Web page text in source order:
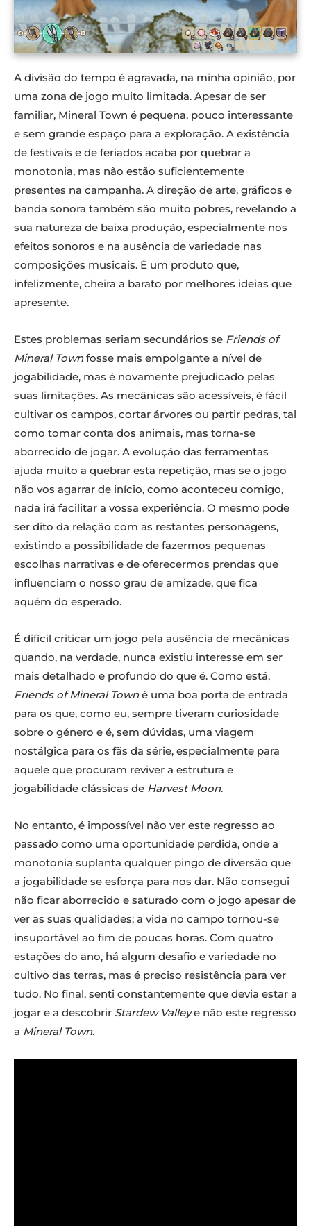
A divisão do tempo é agravada, na minha opinião, por
uma zona de jogo muito limitada. Apesar de ser
familiar, Mineral Town é pequena, pouco interessante
e sem grande espaço para a exploração. A existência
de festivais e de feriados acaba por quebrar a
monotonia, mas não estão suficientemente
presentes na campanha. A direção de arte, gráficos e
banda sonora também são muito pobres, revelando a
sua natureza de baixa produção, especialmente nos
efeitos sonoros e na ausência de variedade nas
composições musicais. É um produto que,
infelizmente, cheira a barato por melhores ideias que
apresente.
Estes problemas seriam secundários se Friends of
Mineral Townfosse mais empolgante a nível de
jogabilidade, mas é novamente prejudicado pelas
suas limitações. As mecânicas são acessíveis, é fácil
cultivar os campos, cortar árvores ou partir pedras, tal
como tomar conta dos animais, mas torna-se
aborrecido de jogar. A evolução das ferramentas
ajuda muito a quebrar esta repetição, mas se o jogo
não vos agarrar de início, como aconteceu comigo,
nada irá facilitar a vossa experiência. O mesmo pode
ser dito da relação com as restantes personagens,
existindo a possibilidade de fazermos pequenas
escolhas narrativas e de oferecermos prendas que
influenciam o nosso grau de amizade, que fica
aquém do esperado.
É difícil criticar um jogo pela ausência de mecânicas
quando, na verdade, nunca existiu interesse em ser
mais detalhado e profundo do que é. Como está,
Friends of Mineral Towné uma boa porta de entrada
para os que, como eu, sempre tiveram curiosidade
sobre o género e é, sem dúvidas, uma viagem
nostálgica para os fãs da série, especialmente para
aquele que procuram reviver a estrutura e
jogabilidade clássicas de Harvest Moon.
No entanto, é impossível não ver este regresso ao
passado como uma oportunidade perdida, onde a
monotonia suplanta qualquer pingo de diversão que
a jogabilidade se esforça para nos dar. Não consegui
não ficar aborrecido e saturado com o jogo apesar de
ver as suas qualidades; a vida no campo tornou-se
insuportável ao fim de poucas horas. Com quatro
estações do ano, há algum desafio e variedade no
cultivo das terras, mas é preciso resistência para ver
tudo. No final, senti constantemente que devia estar a
jogar e a descobrir Stardew Valleye não este regresso
a Mineral Town.